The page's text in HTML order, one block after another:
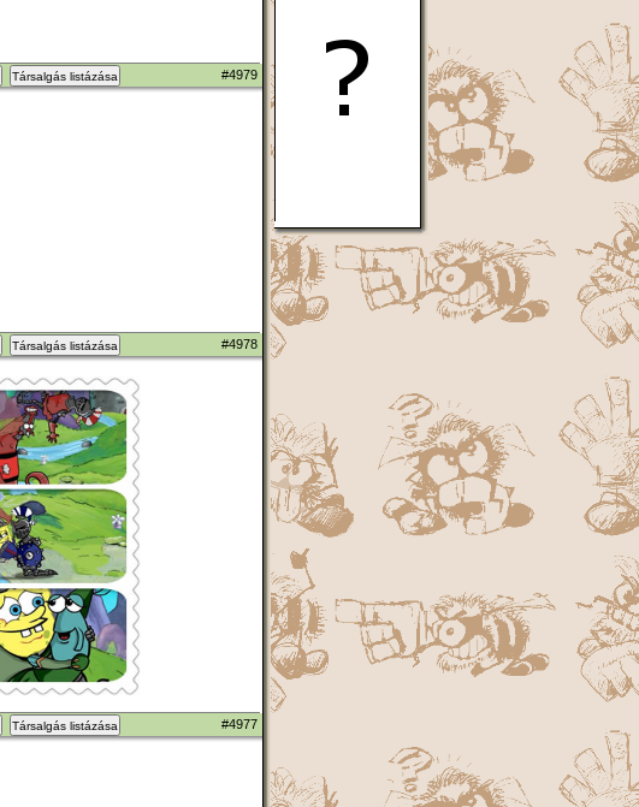
Társalgás listázása #4979
Társalgás listázása #4978
Társalgás listázása #4977